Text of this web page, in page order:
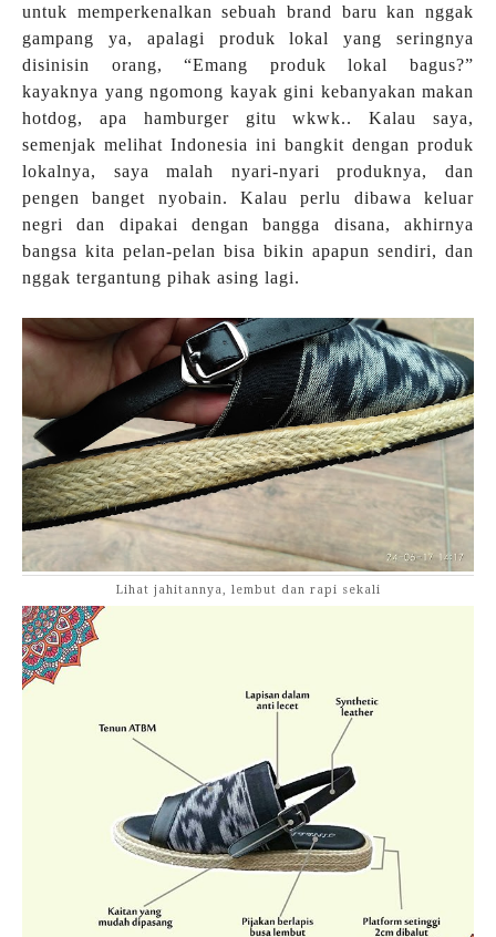
untuk memperkenalkan sebuah brand baru kan nggak
gampang ya, apalagi produk lokal yang seringnya
disinisin orang, “Emang produk lokal bagus?”
kayaknya yang ngomong kayak gini kebanyakan makan
hotdog, apa hamburger gitu wkwk.. Kalau saya,
semenjak melihat Indonesia ini bangkit dengan produk
lokalnya, saya malah nyari-nyari produknya, dan
pengen banget nyobain. Kalau perlu dibawa keluar
negri dan dipakai dengan bangga disana, akhirnya
bangsa kita pelan-pelan bisa bikin apapun sendiri, dan
nggak tergantung pihak asing lagi.
Lihat jahitannya, lembut dan rapi sekali